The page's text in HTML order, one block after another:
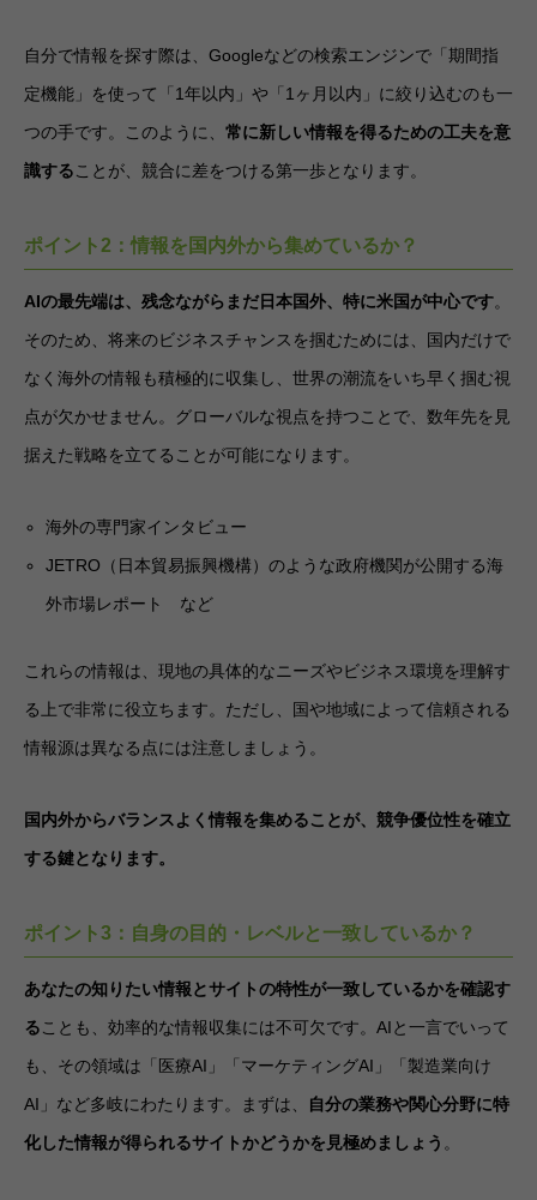
自分で情報を探す際は、Googleなどの検索エンジンで「期間指
定機能」を使って「1年以内」や「1ヶ月以内」に絞り込むのも一
つの手です。このように、 常に新しい情報を得るための工夫を意
識することが、競合に差をつける第一歩となります。
ポイント2：情報を国内外から集めているか？
AIの最先端は、残念ながらまだ日本国外、特に米国が中心です。
そのため、将来のビジネスチャンスを掴むためには、国内だけで
なく海外の情報も積極的に収集し、世界の潮流をいち早く掴む視
点が欠かせません。グローバルな視点を持つことで、数年先を見
据えた戦略を立てることが可能になります。
海外の専門家インタビュー
JETRO（日本貿易振興機構）のような政府機関が公開する海
外市場レポート など
これらの情報は、現地の具体的なニーズやビジネス環境を理解す
る上で非常に役立ちます。ただし、国や地域によって信頼される
情報源は異なる点には注意しましょう。
国内外からバランスよく情報を集めることが、競争優位性を確立
する鍵となります。
ポイント3：自身の目的・レベルと一致しているか？
あなたの知りたい情報とサイトの特性が一致しているかを確認す
ることも、効率的な情報収集には不可欠です。AIと一言でいって
も、その領域は「医療AI」「マーケティングAI」「製造業向け
AI」など多岐にわたります。まずは、
自分の業務や関心分野に特
化した情報が得られるサイトかどうかを見極めましょう 。